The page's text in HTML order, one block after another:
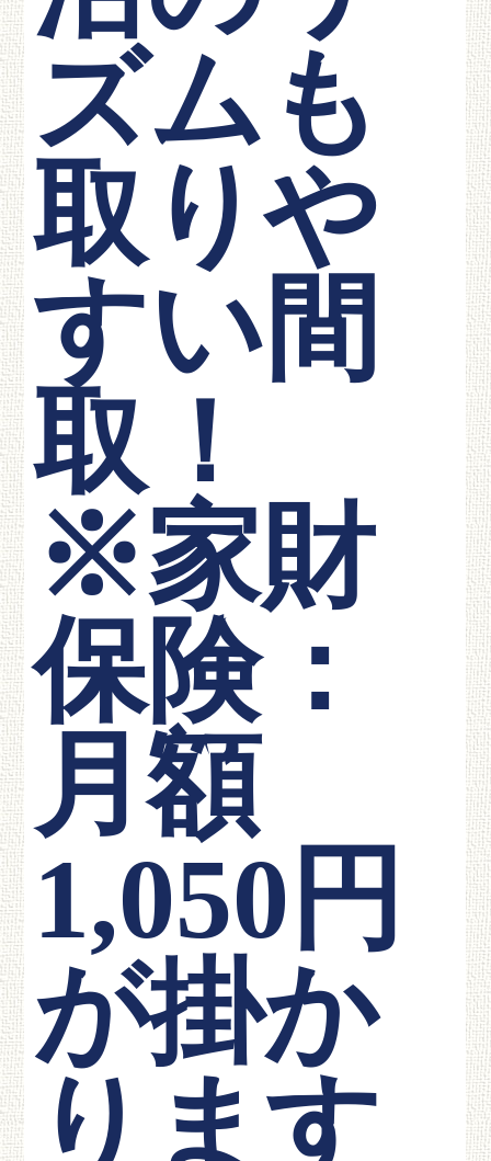
ズムも
取りや
すい間
取！
※家財
保険：
月額
1,050円
が掛か
ります